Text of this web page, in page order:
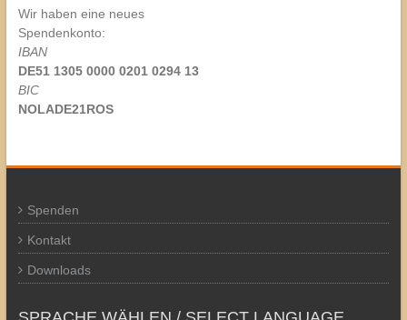
Wir haben eine neues
Spendenkonto:
IBAN
DE51 1305 0000 0201 0294 13
BIC
NOLADE21ROS
Spenden
Kontakt
Downloads